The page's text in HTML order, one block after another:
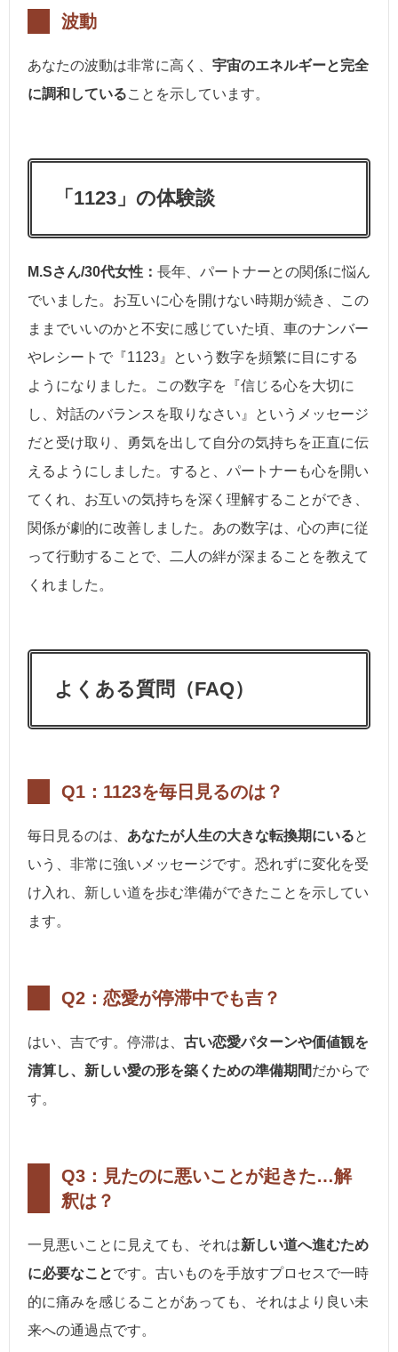
波動
あなたの波動は非常に高く、 宇宙のエネルギーと完全
に調和していることを示しています。
「1123」の体験談
M.Sさん/30代女性： 長年、パートナーとの関係に悩ん
でいました。お互いに心を開けない時期が続き、この
ままでいいのかと不安に感じていた頃、車のナンバー
やレシートで『1123』という数字を頻繁に目にする
ようになりました。この数字を『信じる心を大切に
し、対話のバランスを取りなさい』というメッセージ
だと受け取り、勇気を出して自分の気持ちを正直に伝
えるようにしました。すると、パートナーも心を開い
てくれ、お互いの気持ちを深く理解することができ、
関係が劇的に改善しました。あの数字は、心の声に従
って行動することで、二人の絆が深まることを教えて
くれました。
よくある質問（FAQ）
Q1：1123を毎日見るのは？
毎日見るのは、 あなたが人生の大きな転換期にいると
いう、非常に強いメッセージです。恐れずに変化を受
け入れ、新しい道を歩む準備ができたことを示してい
ます。
Q2：恋愛が停滞中でも吉？
はい、吉です。停滞は、 古い恋愛パターンや価値観を
清算し、新しい愛の形を築くための準備期間だからで
す。
Q3：見たのに悪いことが起きた…解
釈は？
一見悪いことに見えても、それは新しい道へ進むため
に必要なことです。古いものを手放すプロセスで一時
的に痛みを感じることがあっても、それはより良い未
来への通過点です。